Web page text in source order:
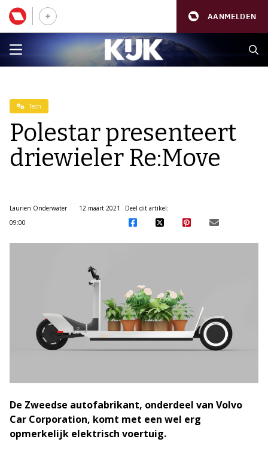
AANMELDEN
Tech
Polestar presenteert
driewieler Re:Move
Laurien Onderwater
12 maart 2021
09:00
Deel dit artikel:
De Zweedse autofabrikant, onderdeel van Volvo
Car Corporation, komt met een wel erg
opmerkelijk elektrisch voertuig.